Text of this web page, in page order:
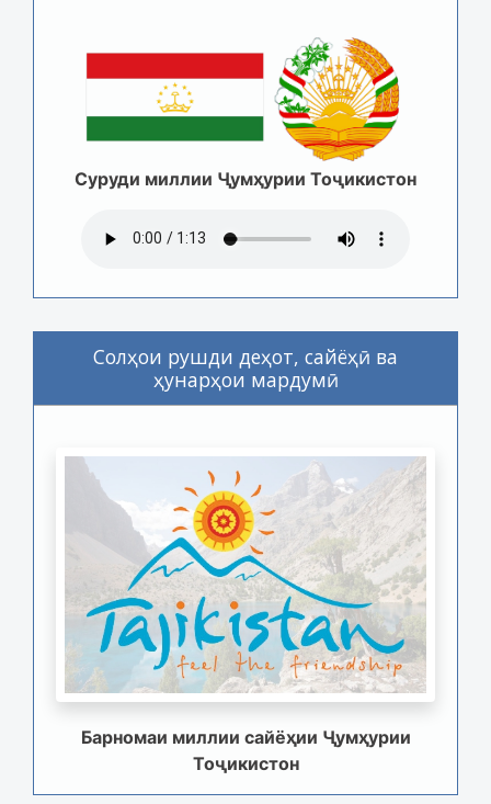
Суруди миллии Ҷумҳурии Тоҷикистон
Солҳои рушди деҳот, сайёҳӣ ва
ҳунарҳои мардумӣ
Барномаи миллии сайёҳии Ҷумҳурии
Тоҷикистон